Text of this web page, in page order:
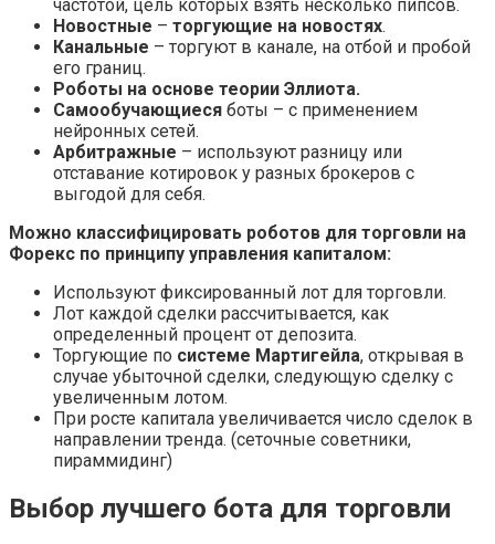
частотой, цель которых взять несколько пипсов.
Новостные – торгующие на новостях.
Канальные – торгуют в канале, на отбой и пробой
его границ.
Роботы на основе теории Эллиота.
Самообучающиеся боты – с применением
нейронных сетей.
Арбитражные – используют разницу или
отставание котировок у разных брокеров с
выгодой для себя.
Можно классифицировать роботов для торговли на
Форекс по принципу управления капиталом:
Используют фиксированный лот для торговли.
Лот каждой сделки рассчитывается, как
определенный процент от депозита.
Торгующие по системе Мартигейла, открывая в
случае убыточной сделки, следующую сделку с
увеличенным лотом.
При росте капитала увеличивается число сделок в
направлении тренда. (сеточные советники,
пираммидинг)
Выбор лучшего бота для торговли